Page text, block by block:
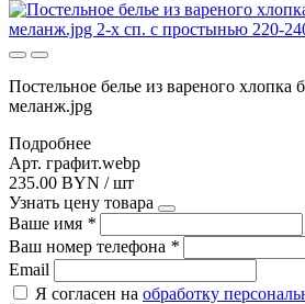
Постельное белье из вареного хлопка
меланж.jpg
Подробнее
Арт. графит.webp
235.00 BYN / шт
Узнать цену товара
Ваше имя *
Ваш номер телефона *
Email
Я согласен на обработку